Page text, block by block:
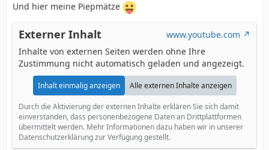
Und hier meine Piepmätze
Externer Inhalt
www.youtube.com
Inhalte von externen Seiten werden ohne Ihre
Zustimmung nicht automatisch geladen und angezeigt.
Inhalt einmalig anzeigen Alle externen Inhalte anzeigen
Durch die Aktivierung der externen Inhalte erklären Sie sich damit
einverstanden, dass personenbezogene Daten an Drittplattformen
übermittelt werden. Mehr Informationen dazu haben wir in unserer
Datenschutzerklärung zur Verfügung gestellt.